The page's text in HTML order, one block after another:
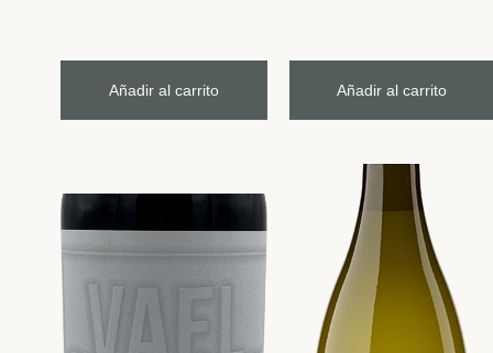
Añadir al carrito Añadir al carrito